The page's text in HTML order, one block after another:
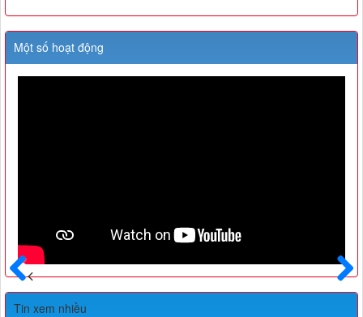
Một số hoạt động
Sau
Trước
Tin xem nhiều